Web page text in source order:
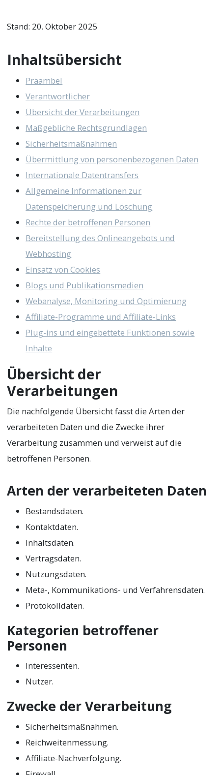
Stand: 20. Oktober 2025
Inhaltsübersicht
Präambel
Verantwortlicher
Übersicht der Verarbeitungen
Maßgebliche Rechtsgrundlagen
Sicherheitsmaßnahmen
Übermittlung von personenbezogenen Daten
Internationale Datentransfers
Allgemeine Informationen zur
Datenspeicherung und Löschung
Rechte der betroffenen Personen
Bereitstellung des Onlineangebots und
Webhosting
Einsatz von Cookies
Blogs und Publikationsmedien
Webanalyse, Monitoring und Optimierung
Affiliate-Programme und Affiliate-Links
Plug-ins und eingebettete Funktionen sowie
Inhalte
Übersicht der
Verarbeitungen
Die nachfolgende Übersicht fasst die Arten der
verarbeiteten Daten und die Zwecke ihrer
Verarbeitung zusammen und verweist auf die
betroffenen Personen.
Arten der verarbeiteten Daten
Bestandsdaten.
Kontaktdaten.
Inhaltsdaten.
Vertragsdaten.
Nutzungsdaten.
Meta-, Kommunikations- und Verfahrensdaten.
Protokolldaten.
Kategorien betroffener
Personen
Interessenten.
Nutzer.
Zwecke der Verarbeitung
Sicherheitsmaßnahmen.
Reichweitenmessung.
Affiliate-Nachverfolgung.